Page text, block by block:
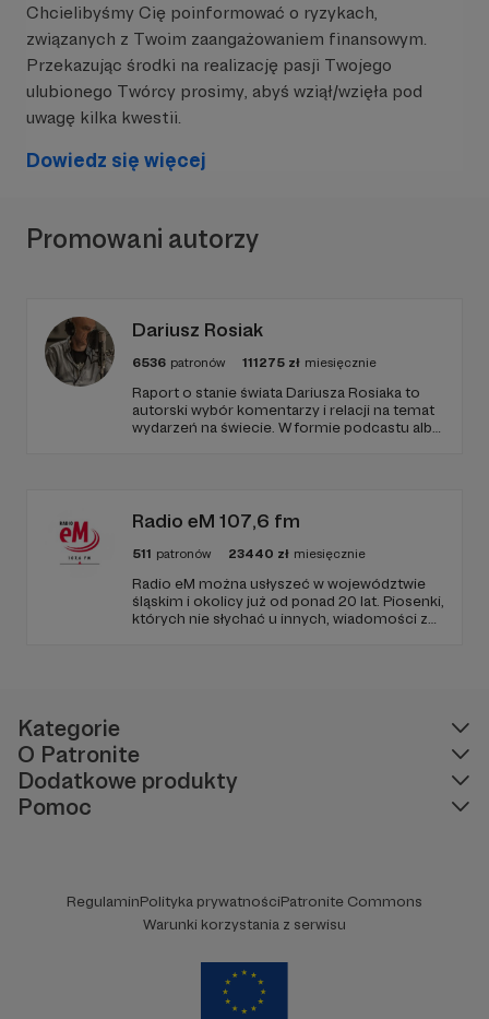
Chcielibyśmy Cię poinformować o ryzykach,
związanych z Twoim zaangażowaniem finansowym.
Przekazując środki na realizację pasji Twojego
ulubionego Twórcy prosimy, abyś wziął/wzięła pod
uwagę kilka kwestii.
Dowiedz się więcej
Promowani autorzy
Dariusz Rosiak
6536 patronów 111275 zł miesięcznie
Raport o stanie świata Dariusza Rosiaka to
autorski wybór komentarzy i relacji na temat
wydarzeń na świecie. W formie podcastu albo
Radio eM 107,6 fm
511 patronów 23440 zł miesięcznie
Radio eM można usłyszeć w województwie
śląskim i okolicy już od ponad 20 lat. Piosenki,
których nie słychać u innych, wiadomości z
Kategorie
O Patronite
Dodatkowe produkty
Pomoc
RegulaminPolityka prywatnościPatronite Commons
Warunki korzystania z serwisu